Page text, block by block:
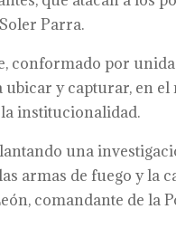
Parra.
conformado por
ubicar y capturar, en
institucionalidad.
una
armas de fuego y la
comandante de la